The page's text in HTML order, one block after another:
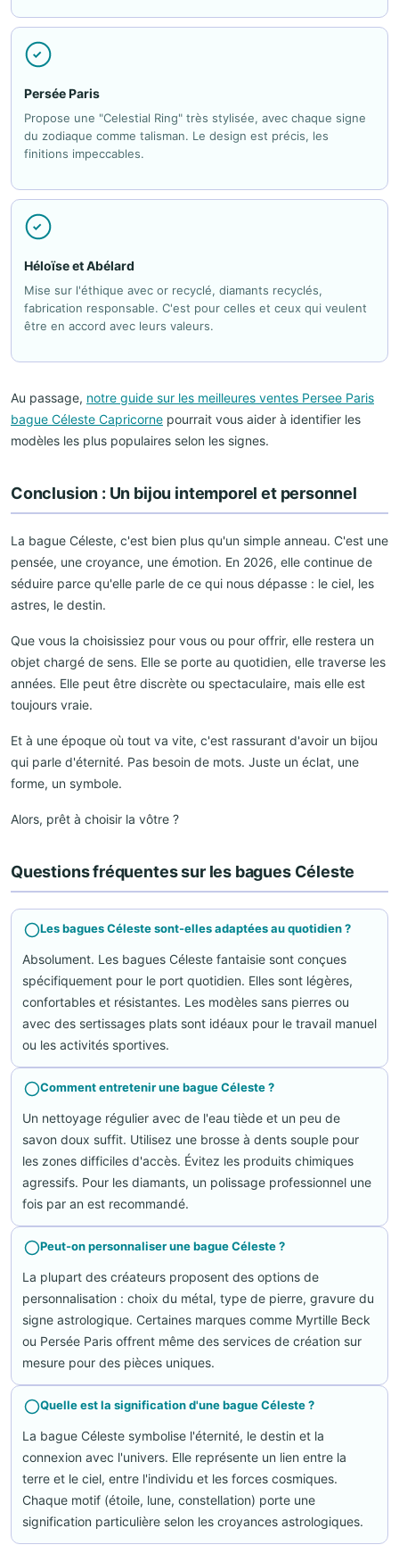
Persée Paris
Propose une "Celestial Ring" très stylisée, avec chaque signe
du zodiaque comme talisman. Le design est précis, les
finitions impeccables.
Héloïse et Abélard
Mise sur l'éthique avec or recyclé, diamants recyclés,
fabrication responsable. C'est pour celles et ceux qui veulent
être en accord avec leurs valeurs.
Au passage, notre guide sur les meilleures ventes Persee Paris
bague Céleste Capricorne pourrait vous aider à identifier les
modèles les plus populaires selon les signes.
Conclusion : Un bijou intemporel et personnel
La bague Céleste, c'est bien plus qu'un simple anneau. C'est une
pensée, une croyance, une émotion. En 2026, elle continue de
séduire parce qu'elle parle de ce qui nous dépasse : le ciel, les
astres, le destin.
Que vous la choisissiez pour vous ou pour offrir, elle restera un
objet chargé de sens. Elle se porte au quotidien, elle traverse les
années. Elle peut être discrète ou spectaculaire, mais elle est
toujours vraie.
Et à une époque où tout va vite, c'est rassurant d'avoir un bijou
qui parle d'éternité. Pas besoin de mots. Juste un éclat, une
forme, un symbole.
Alors, prêt à choisir la vôtre ?
Questions fréquentes sur les bagues Céleste
Les bagues Céleste sont-elles adaptées au quotidien ?
Absolument. Les bagues Céleste fantaisie sont conçues
spécifiquement pour le port quotidien. Elles sont légères,
confortables et résistantes. Les modèles sans pierres ou
avec des sertissages plats sont idéaux pour le travail manuel
ou les activités sportives.
Comment entretenir une bague Céleste ?
Un nettoyage régulier avec de l'eau tiède et un peu de
savon doux suffit. Utilisez une brosse à dents souple pour
les zones difficiles d'accès. Évitez les produits chimiques
agressifs. Pour les diamants, un polissage professionnel une
fois par an est recommandé.
Peut-on personnaliser une bague Céleste ?
La plupart des créateurs proposent des options de
personnalisation : choix du métal, type de pierre, gravure du
signe astrologique. Certaines marques comme Myrtille Beck
ou Persée Paris offrent même des services de création sur
mesure pour des pièces uniques.
Quelle est la signification d'une bague Céleste ?
La bague Céleste symbolise l'éternité, le destin et la
connexion avec l'univers. Elle représente un lien entre la
terre et le ciel, entre l'individu et les forces cosmiques.
Chaque motif (étoile, lune, constellation) porte une
signification particulière selon les croyances astrologiques.